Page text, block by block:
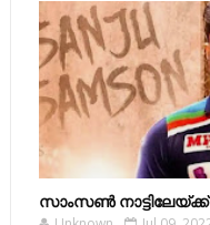
സാംസണ്‍ നാട്ടിലേയ്‌ക്ക്